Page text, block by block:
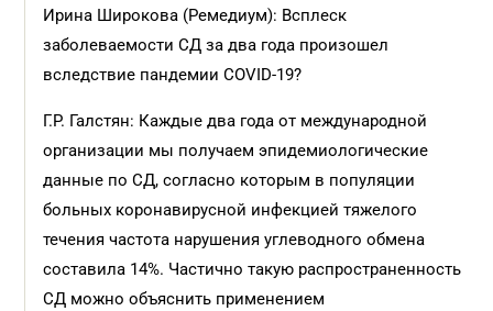
Ирина Широкова (Ремедиум): Всплеск
заболеваемости СД за два года произошел
вследствие пандемии COVID-19?
Г.Р. Галстян: Каждые два года от международной
организации мы получаем эпидемиологические
данные по СД, согласно которым в популяции
больных коронавирусной инфекцией тяжелого
течения частота нарушения углеводного обмена
составила 14%. Частично такую распространенность
СД можно объяснить применением